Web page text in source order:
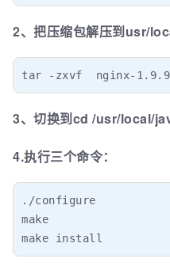
2、把压缩包解压到usr/
tar -zxvf  nginx-
3、切换到cd /usr/local/
4.执行三个命令：
./configure
make
make install